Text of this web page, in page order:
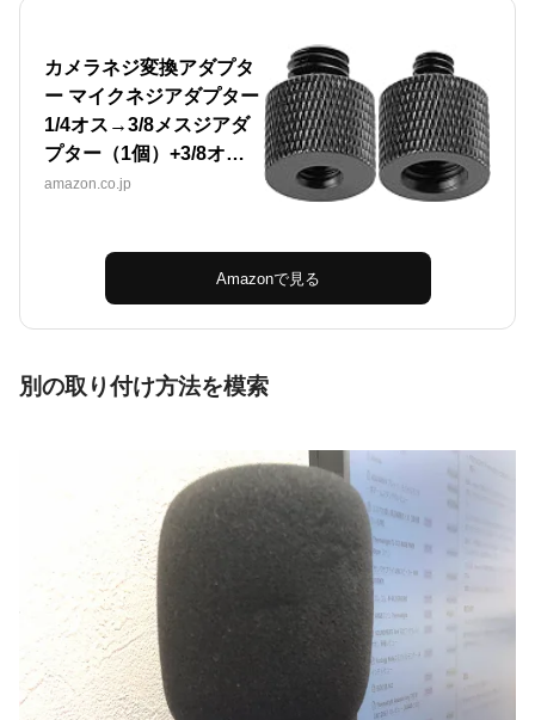
カメラネジ変換アダプタ
ー マイクネジアダプター
1/4オス→3/8メスジアダ
プター（1個）+3/8オ…
amazon.co.jp
Amazonで見る
別の取り付け方法を模索